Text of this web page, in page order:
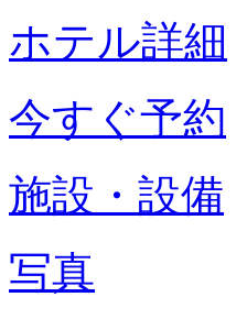
ホテル詳細
今すぐ予約
施設・設備
写真